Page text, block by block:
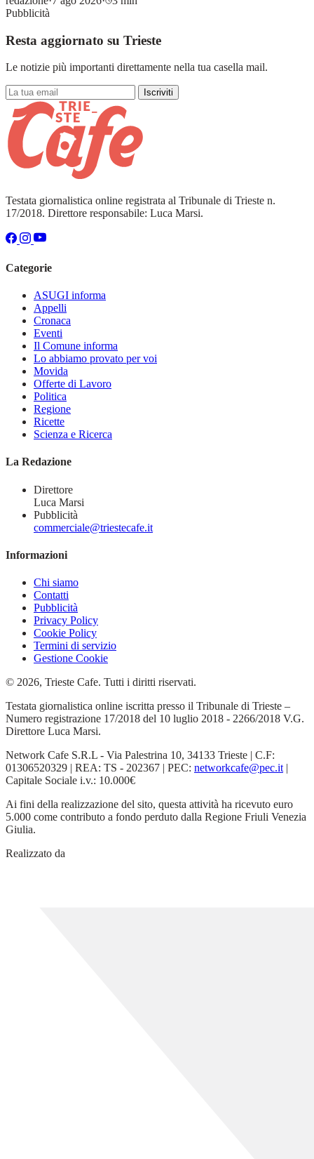
Pubblicità
Resta aggiornato su Trieste
Le notizie più importanti direttamente nella tua casella mail.
Iscriviti
Testata giornalistica online registrata al Tribunale di Trieste n.
17/2018. Direttore responsabile: Luca Marsi.
Categorie
ASUGI informa
Appelli
Cronaca
Eventi
Il Comune informa
Lo abbiamo provato per voi
Movida
Offerte di Lavoro
Politica
Regione
Ricette
Scienza e Ricerca
La Redazione
Direttore
Luca Marsi
Pubblicità
commerciale@triestecafe.it
Informazioni
Chi siamo
Contatti
Pubblicità
Privacy Policy
Cookie Policy
Termini di servizio
Gestione Cookie
© 2026, Trieste Cafe. Tutti i diritti riservati.
Testata giornalistica online iscritta presso il Tribunale di Trieste –
Numero registrazione 17/2018 del 10 luglio 2018 - 2266/2018 V.G.
Direttore Luca Marsi.
Network Cafe S.R.L - Via Palestrina 10, 34133 Trieste | C.F:
01306520329 | REA: TS - 202367 | PEC: networkcafe@pec.it |
Capitale Sociale i.v.: 10.000€
Ai fini della realizzazione del sito, questa attività ha ricevuto euro
5.000 come contributo a fondo perduto dalla Regione Friuli Venezia
Giulia.
Realizzato da